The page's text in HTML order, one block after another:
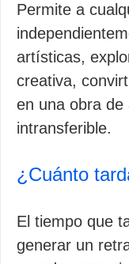
Permite a
artísticas,
creativa,
en una obra de
intransferible.
¿Cuánto
El tiempo que
generar un